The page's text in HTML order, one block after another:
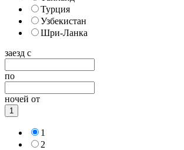
Турция
Узбекистан
Шри-Ланка
заезд с
по
ночей от
1
1
2